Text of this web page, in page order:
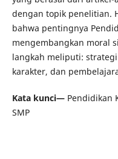
dengan topik penelitian.
bahwa pentingnya
mengembangkan moral
langkah meliputi:
karakter, dan
Kata kunci—Pendidikan
SMP